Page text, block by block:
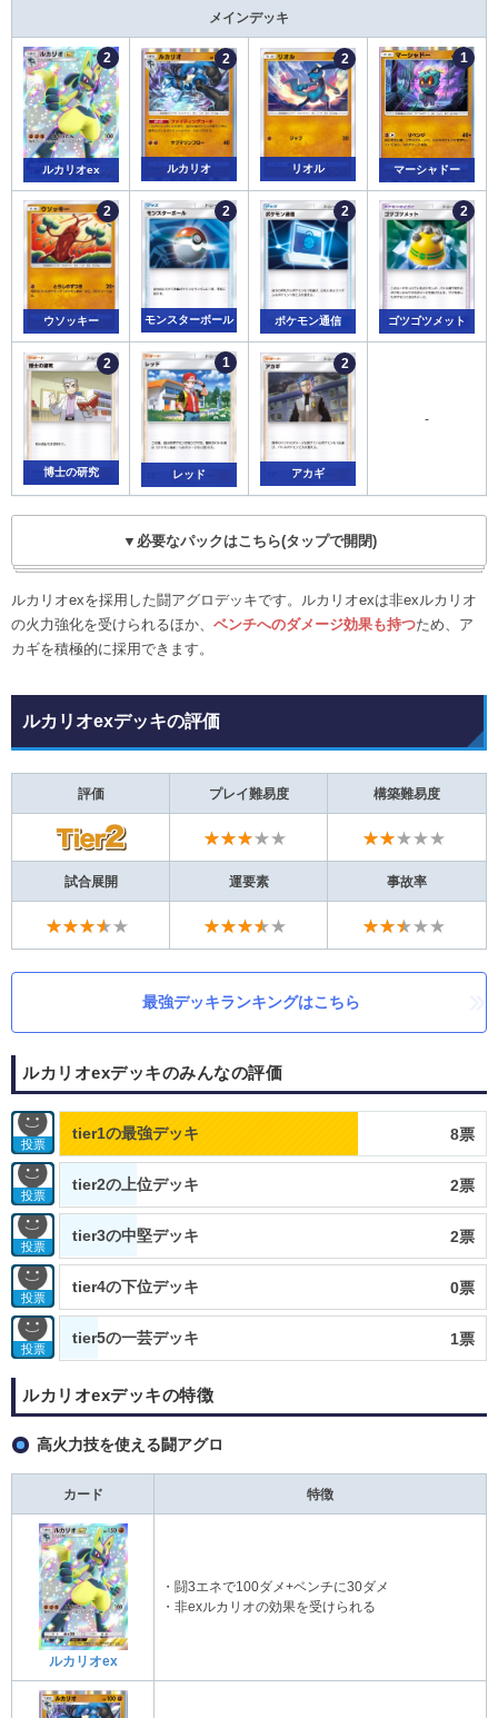
メインデッキ
ルカリオex ルカリオ リオル マーシャドー
ウソッキー モンスターボール ポケモン通信 ゴツゴツメット
博士の研究 レッド アカギ
-
▼必要なパックはこちら(タップで開閉)
ルカリオexを採用した闘アグロデッキです。ルカリオexは非exルカリオ
の火力強化を受けられるほか、 ベンチへのダメージ効果も持つため、ア
カギを積極的に採用できます。
ルカリオexデッキの評価
評価 プレイ難易度 構築難易度
★★★★★ ★★★★★
試合展開 運要素 事故率
★★★★★ ★★★★★ ★★★★★
最強デッキランキングはこちら
ルカリオexデッキのみんなの評価
投票
tier1の最強デッキ 8票
投票
tier2の上位デッキ 2票
投票
tier3の中堅デッキ 2票
投票
tier4の下位デッキ 0票
投票
tier5の一芸デッキ 1票
ルカリオexデッキの特徴
高火力技を使える闘アグロ
カード 特徴
ルカリオex
・闘3エネで100ダメ+ベンチに30ダメ
・非exルカリオの効果を受けられる